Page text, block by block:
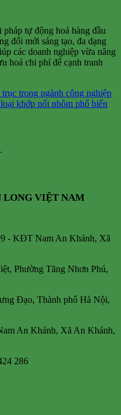
tự động hoá hàng đầu
đổi mới sáng tạo, đa dạng
các doanh nghiệp vừa nâng
hoá chi phí để cạnh tranh
trong ngành công nghiệp
khớp nối nhôm phổ biến
LONG VIỆT NAM
- KĐT Nam An Khánh, Xã
Phường Tăng Nhơn Phú,
Đạo, Thành phố Hà Nội,
An Khánh, Xã An Khánh,
286